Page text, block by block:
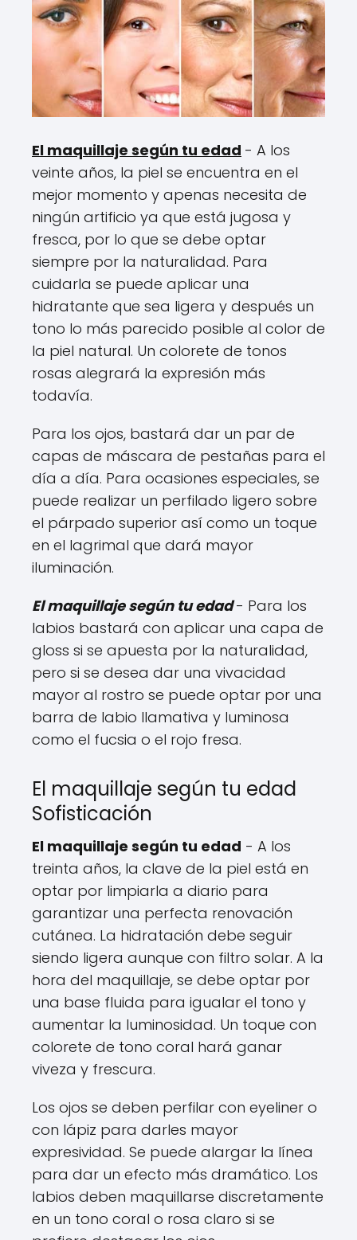
El maquillaje según tu edad - A los
veinte años, la piel se encuentra en el
mejor momento y apenas necesita de
ningún artificio ya que está jugosa y
fresca, por lo que se debe optar
siempre por la naturalidad. Para
cuidarla se puede aplicar una
hidratante que sea ligera y después un
tono lo más parecido posible al color de
la piel natural. Un colorete de tonos
rosas alegrará la expresión más
todavía.
Para los ojos, bastará dar un par de
capas de máscara de pestañas para el
día a día. Para ocasiones especiales, se
puede realizar un perfilado ligero sobre
el párpado superior así como un toque
en el lagrimal que dará mayor
iluminación.
El maquillaje según tu edad - Para los
labios bastará con aplicar una capa de
gloss si se apuesta por la naturalidad,
pero si se desea dar una vivacidad
mayor al rostro se puede optar por una
barra de labio llamativa y luminosa
como el fucsia o el rojo fresa.
El maquillaje según tu edad
Sofisticación
El maquillaje según tu edad - A los
treinta años, la clave de la piel está en
optar por limpiarla a diario para
garantizar una perfecta renovación
cutánea. La hidratación debe seguir
siendo ligera aunque con filtro solar. A la
hora del maquillaje, se debe optar por
una base fluida para igualar el tono y
aumentar la luminosidad. Un toque con
colorete de tono coral hará ganar
viveza y frescura.
Los ojos se deben perfilar con eyeliner o
con lápiz para darles mayor
expresividad. Se puede alargar la línea
para dar un efecto más dramático. Los
labios deben maquillarse discretamente
en un tono coral o rosa claro si se